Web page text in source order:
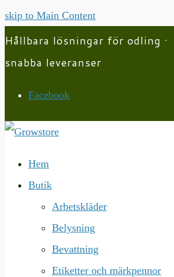
skip to Main Content
Hållbara lösningar för odling ·
snabba leveranser
Facebook
Hem
Butik
Arbetskläder
Belysning
Bevattning
Etiketter och märkpennor